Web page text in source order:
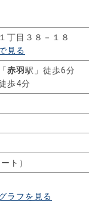
丁目３８－１８
見る
赤羽駅」徒歩6分
歩4分
ト）
ラフを見る